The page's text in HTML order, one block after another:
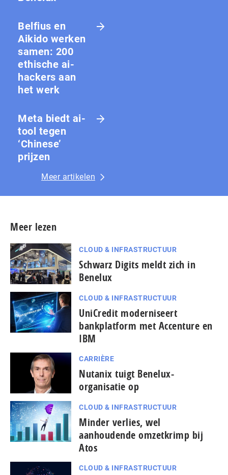
Belfius en
Aikido werken
samen: 200
ethische ai-
hackers aan
het werk
Meta biedt ai-
tool tegen
‘Chinese’
prijzen
Meer artikelen
Meer lezen
CLOUD & INFRASTRUCTUUR
Schwarz Digits meldt zich in
Benelux
CLOUD & INFRASTRUCTUUR
UniCredit moderniseert
bankplatform met Accenture en
IBM
CARRIÈRE
Nutanix tuigt Benelux-
organisatie op
CLOUD & INFRASTRUCTUUR
Minder verlies, wel
aanhoudende omzetkrimp bij
Atos
CLOUD & INFRASTRUCTUUR